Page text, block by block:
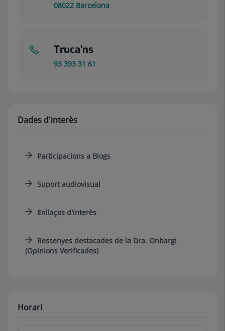
08022 Barcelona
Truca’ns
93 393 31 61
Dades d'interès
Participacions a Blogs
Suport audiovisual
Enllaços d'interès
Ressenyes destacades de la Dra. Onbargi
(Opinions Verificades)
Horari